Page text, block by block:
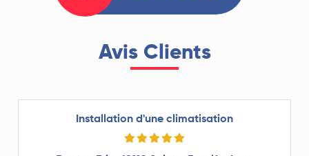
Avis Clients
Installation d'une climatisation